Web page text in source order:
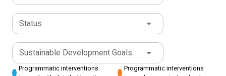
Status
Sustainable Development Goals
Programmatic interventions
Programmatic interventions